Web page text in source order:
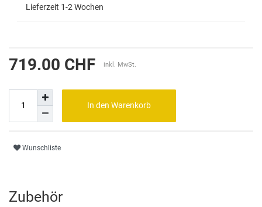
Lieferzeit 1-2 Wochen
719.00 CHF inkl. MwSt.
In den Warenkorb
Wunschliste
Zubehör